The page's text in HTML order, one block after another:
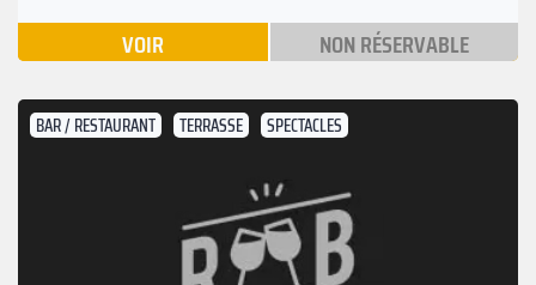
VOIR NON RÉSERVABLE
BAR / RESTAURANT TERRASSE SPECTACLES